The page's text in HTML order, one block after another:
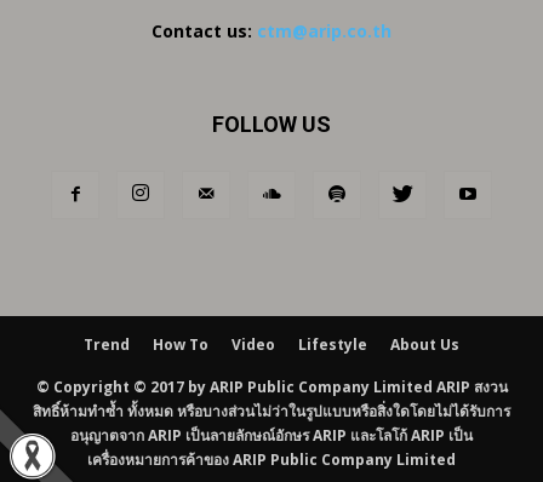
Contact us: ctm@arip.co.th
FOLLOW US
Trend How To Video Lifestyle About Us
© Copyright © 2017 by ARIP Public Company Limited ARIP สงวน
สิทธิ์ห้ามทำซ้ำ ทั้งหมด หรือบางส่วนไม่ว่าในรูปแบบหรือสิ่งใดโดยไม่ได้รับการ
อนุญาตจาก ARIP เป็นลายลักษณ์อักษร ARIP และโลโก้ ARIP เป็น
เครื่องหมายการค้าของ ARIP Public Company Limited